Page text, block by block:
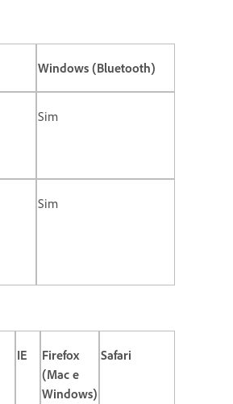
Windows (Bluetooth)
Sim
Sim
IE
Firefox
(Mac e
Windows)
Safari